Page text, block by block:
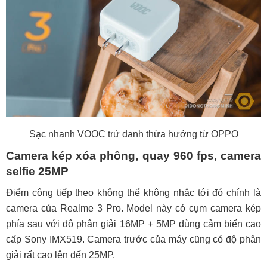
Sạc nhanh VOOC trứ danh thừa hưởng từ OPPO
Camera kép xóa phông, quay 960 fps, camera
selfie 25MP
Điểm cộng tiếp theo không thể không nhắc tới đó chính là
camera của Realme 3 Pro. Model này có cụm camera kép
phía sau với độ phân giải 16MP + 5MP dùng cảm biến cao
cấp Sony IMX519. Camera trước của máy cũng có độ phân
giải rất cao lên đến 25MP.